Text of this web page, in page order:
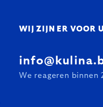
WIJ ZIJN ER VOOR U
We reageren binnen